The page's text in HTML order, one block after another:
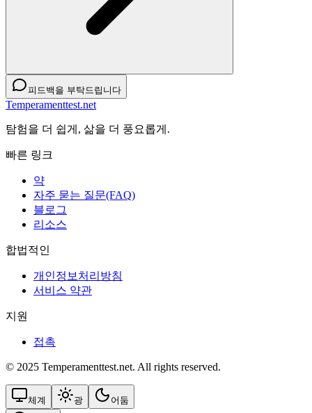
피드백을 부탁드립니다
Temperamenttest.net
탐험을 더 쉽게, 삶을 더 풍요롭게.
빠른 링크
약
자주 묻는 질문(FAQ)
블로그
리소스
합법적인
개인정보처리방침
서비스 약관
지원
접촉
© 2025 Temperamenttest.net. All rights reserved.
체계 광 어둠